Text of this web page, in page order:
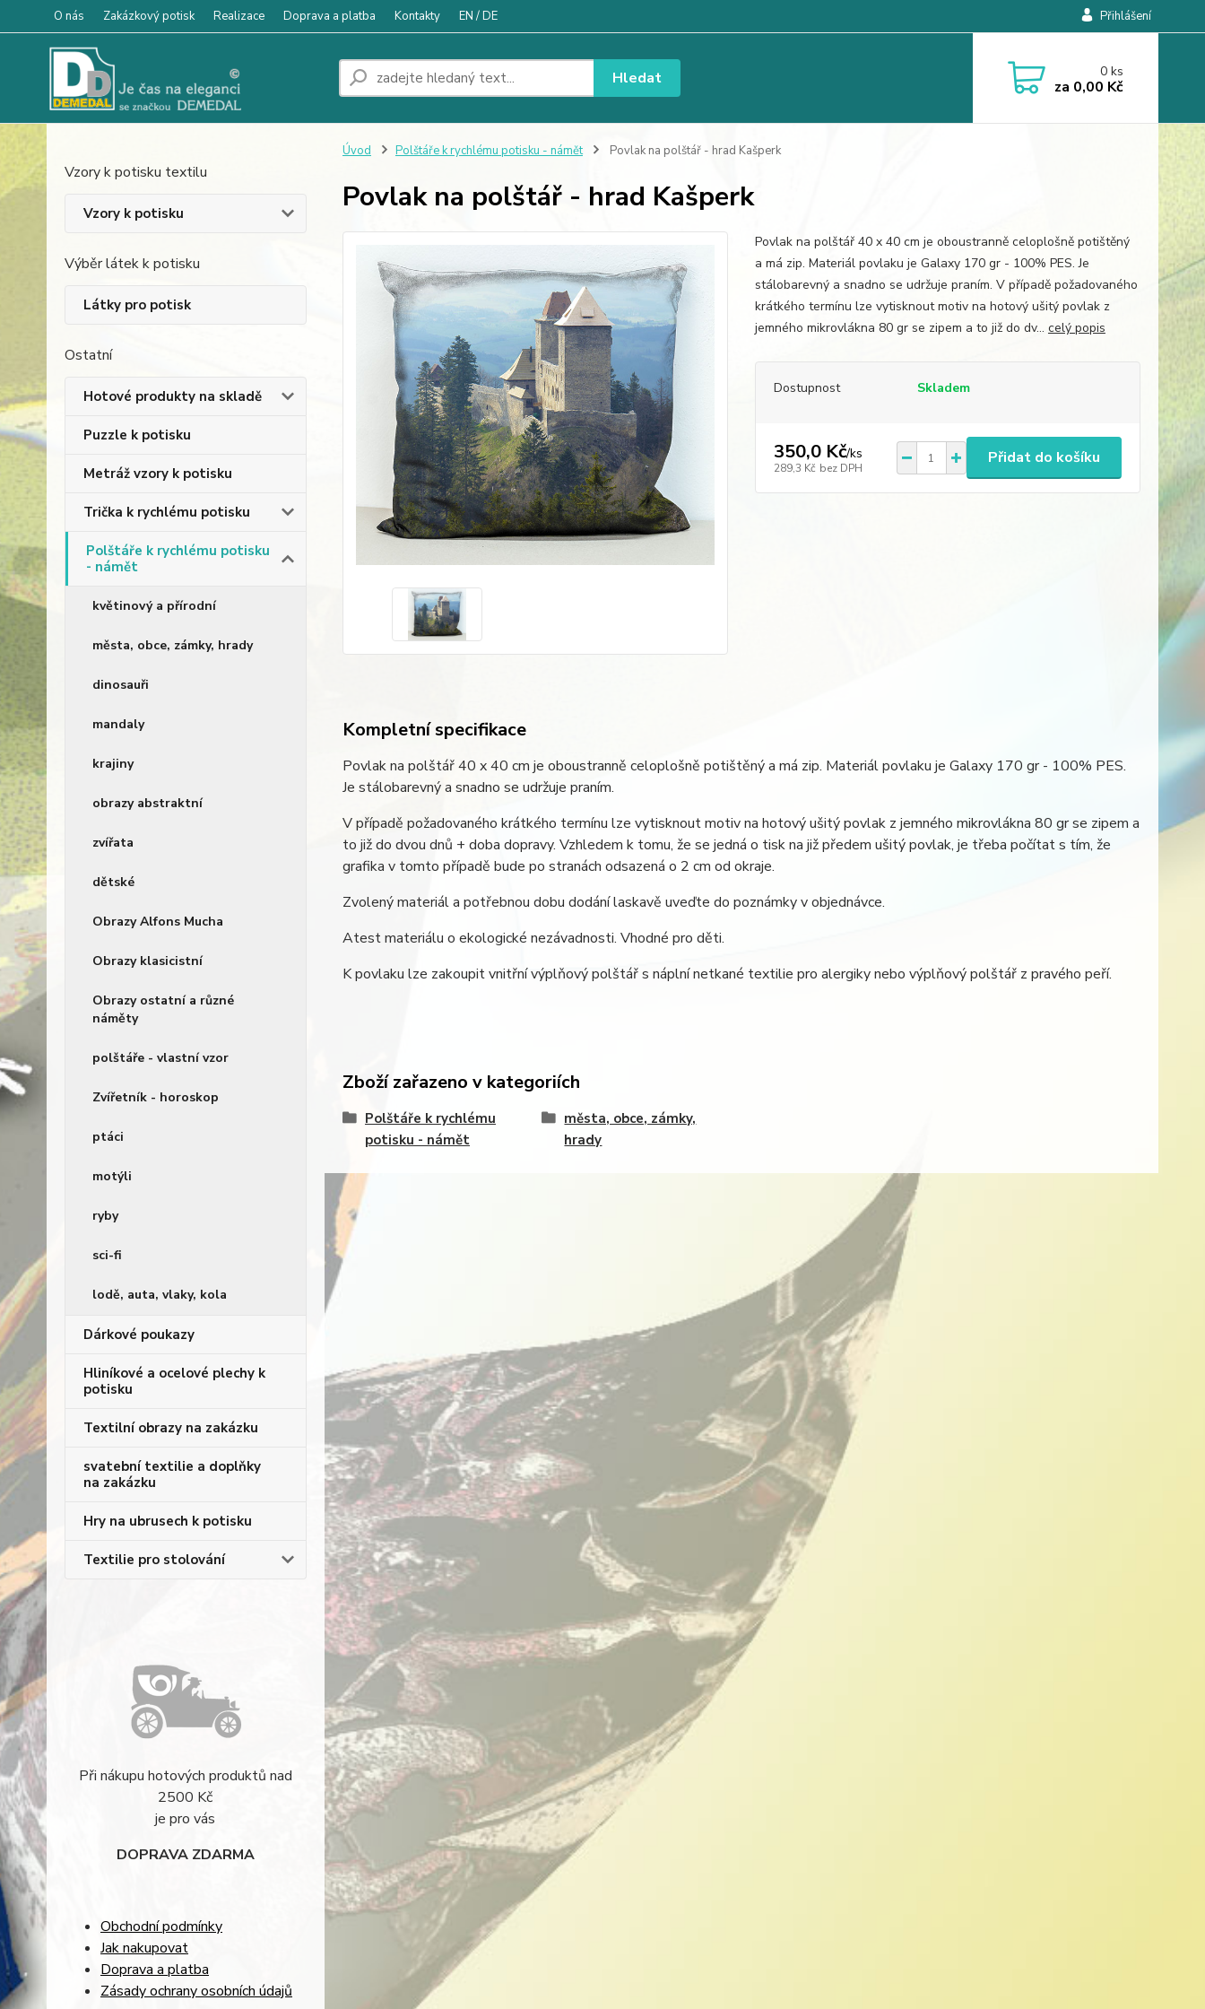
O nás Zakázkový potisk Realizace Doprava a platba Kontakty EN / DE Přihlášení
Hledat 0ks
za 0,00 Kč
Vzory k potisku textilu
Vzory k potisku
Výběr látek k potisku
Látky pro potisk
Ostatní
Hotové produkty na skladě
Puzzle k potisku
Metráž vzory k potisku
Trička k rychlému potisku
Polštáře k rychlému potisku
- námět
květinový a přírodní
města, obce, zámky, hrady
dinosauři
mandaly
krajiny
obrazy abstraktní
zvířata
dětské
Obrazy Alfons Mucha
Obrazy klasicistní
Obrazy ostatní a různé
náměty
polštáře - vlastní vzor
Zvířetník - horoskop
ptáci
motýli
ryby
sci-fi
lodě, auta, vlaky, kola
Dárkové poukazy
Hliníkové a ocelové plechy k
potisku
Textilní obrazy na zakázku
svatební textilie a doplňky
na zakázku
Hry na ubrusech k potisku
Textilie pro stolování
Při nákupu hotových produktů nad
2500 Kč
je pro vás
DOPRAVA ZDARMA
Obchodní podmínky
Jak nakupovat
Doprava a platba
Zásady ochrany osobních údajů
Úvod Polštáře k rychlému potisku - námět Povlak na polštář - hrad Kašperk
Povlak na polštář - hrad Kašperk
Povlak na polštář 40 x 40 cm je oboustranně celoplošně potištěný
a má zip. Materiál povlaku je Galaxy 170 gr - 100% PES. Je
stálobarevný a snadno se udržuje praním. V případě požadovaného
krátkého termínu lze vytisknout motiv na hotový ušitý povlak z
jemného mikrovlákna 80 gr se zipem a to již do dv... celý popis
Dostupnost Skladem
350,0 Kč/ks
289,3 Kč bez DPH
Přidat do košíku
Kompletní specifikace
Povlak na polštář 40 x 40 cm je oboustranně celoplošně potištěný a má zip. Materiál povlaku je Galaxy 170 gr - 100% PES.
Je stálobarevný a snadno se udržuje praním.
V případě požadovaného krátkého termínu lze vytisknout motiv na hotový ušitý povlak z jemného mikrovlákna 80 gr se zipem a
to již do dvou dnů + doba dopravy. Vzhledem k tomu, že se jedná o tisk na již předem ušitý povlak, je třeba počítat s tím, že
grafika v tomto případě bude po stranách odsazená o 2 cm od okraje.
Zvolený materiál a potřebnou dobu dodání laskavě uveďte do poznámky v objednávce.
Atest materiálu o ekologické nezávadnosti. Vhodné pro děti.
K povlaku lze zakoupit vnitřní výplňový polštář s náplní netkané textilie pro alergiky nebo výplňový polštář z pravého peří.
Zboží zařazeno v kategoriích
Polštáře k rychlému
potisku - námět
města, obce, zámky,
hrady